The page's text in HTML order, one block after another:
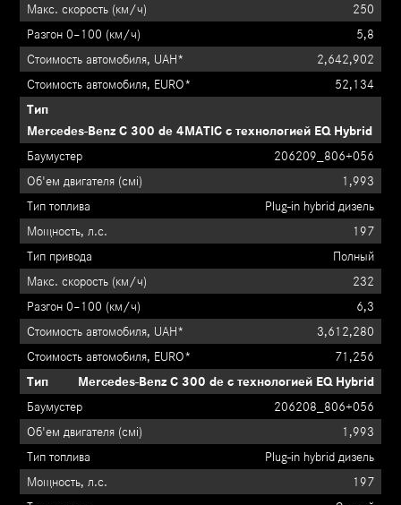
250
5,8
2,642,902
52,134
Mercedes-Benz C 300 de 4MATIC с технологией EQ Hybrid
206209_806+056
1,993
Plug-in hybrid дизель
197
Полный
232
6,3
3,612,280
71,256
Mercedes-Benz C 300 de с технологией EQ Hybrid
206208_806+056
1,993
Plug-in hybrid дизель
197